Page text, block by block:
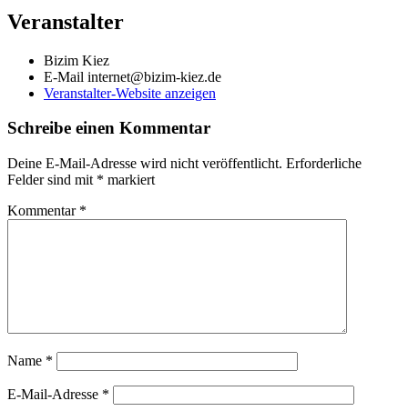
Veranstalter
Bizim Kiez
E-Mail internet@bizim-kiez.de
Veranstalter-Website anzeigen
Schreibe einen Kommentar
Deine E-Mail-Adresse wird nicht veröffentlicht. Erforderliche
Felder sind mit * markiert
Kommentar *
Name *
E-Mail-Adresse *